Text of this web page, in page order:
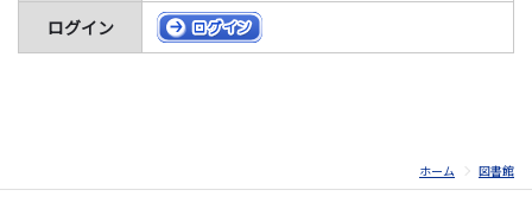
ログイン
ホーム 図書館